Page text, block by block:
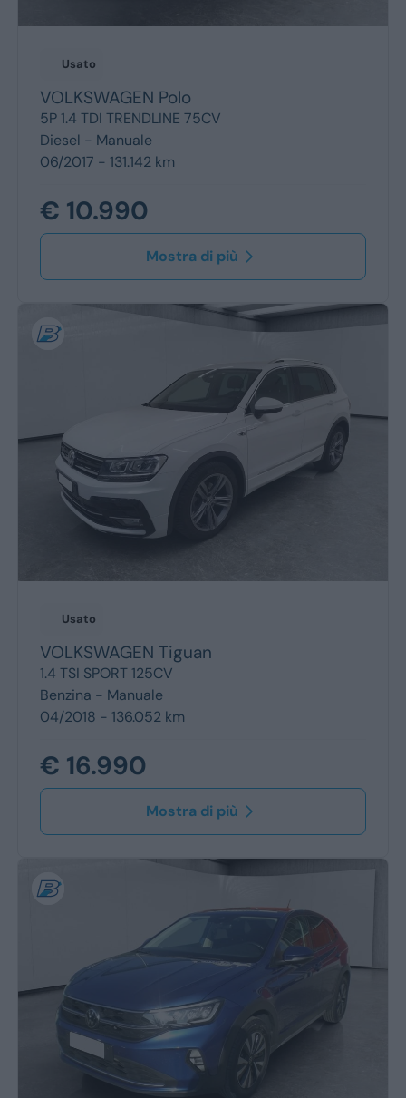
Usato
VOLKSWAGEN Polo
5P 1.4 TDI TRENDLINE 75CV
Diesel - Manuale
06/2017 - 131.142 km
€ 10.990
Mostra di più
Usato
VOLKSWAGEN Tiguan
1.4 TSI SPORT 125CV
Benzina - Manuale
04/2018 - 136.052 km
€ 16.990
Mostra di più